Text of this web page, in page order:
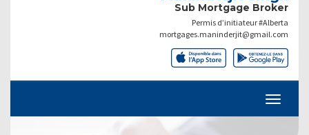
Sub Mortgage Broker
Permis d’initiateur #Alberta
mortgages.maninderjit@gmail.com